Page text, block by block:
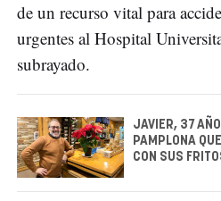
de un recurso vital para
urgentes al Hospital
subrayado.
JAVIER, 37
PAMPLONA
CON SUS